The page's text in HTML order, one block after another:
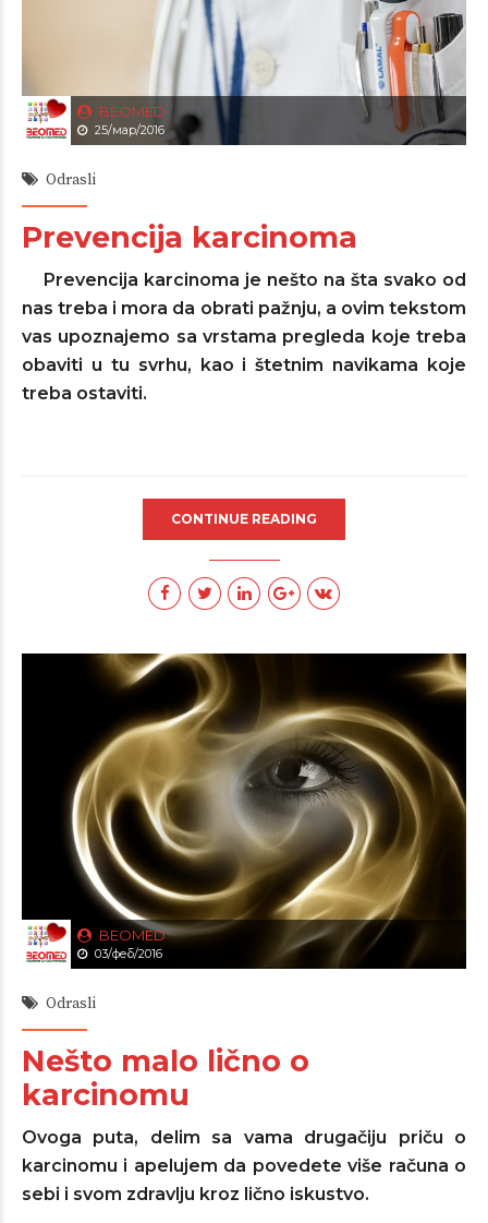
BEOMED
25/мар/2016
Odrasli
Prevencija karcinoma
Prevencija karcinoma je nešto na šta svako od
nas treba i mora da obrati pažnju, a ovim tekstom
vas upoznajemo sa vrstama pregleda koje treba
obaviti u tu svrhu, kao i štetnim navikama koje
treba ostaviti.
CONTINUE READING
BEOMED
03/феб/2016
Odrasli
Nešto malo lično o
karcinomu
Ovoga puta, delim sa vama drugačiju priču o
karcinomu i apelujem da povedete više računa o
sebi i svom zdravlju kroz lično iskustvo.